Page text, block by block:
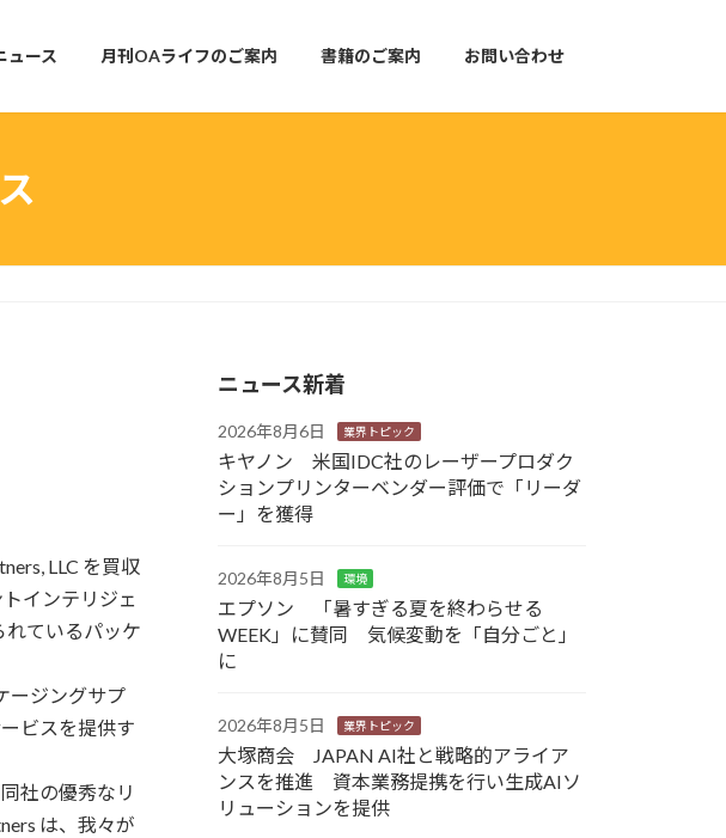
ュース 月刊OAライフのご案内 書籍のご案内 お問い合わせ
LLC を買収
インテリジェ
ているパッケ
ージングサプ
ビスを提供す
社の優秀なリ
は、我々が
ニュース新着
2026年8月6日 業界トピック
キヤノン 米国IDC社のレーザープロダク
ションプリンターベンダー評価で「リーダ
ー」を獲得
2026年8月5日 環境
エプソン 「暑すぎる夏を終わらせる
WEEK」に賛同 気候変動を「自分ごと」
に
2026年8月5日 業界トピック
大塚商会 JAPAN AI社と戦略的アライア
ンスを推進 資本業務提携を行い生成AIソ
リューションを提供